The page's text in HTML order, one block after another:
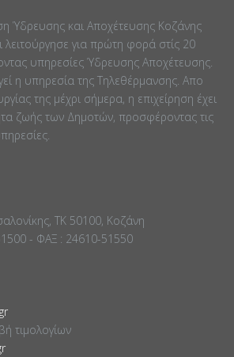
Ύδρευσης και Αποχέτευσης Κοζάνης
λειτούργησε για πρώτη φορά στίς 20
υπηρεσίες Ύδρευσης Αποχέτευσης.
η υπηρεσία της Τηλεθέρμανσης. Απο
της μέχρι σήμερα, η επιχείρηση έχει
ζωής των Δημοτών, προσφέροντας τις
ΤΚ 50100, Κοζάνη
- ΦΑΞ : 24610-51550
τιμολογίων